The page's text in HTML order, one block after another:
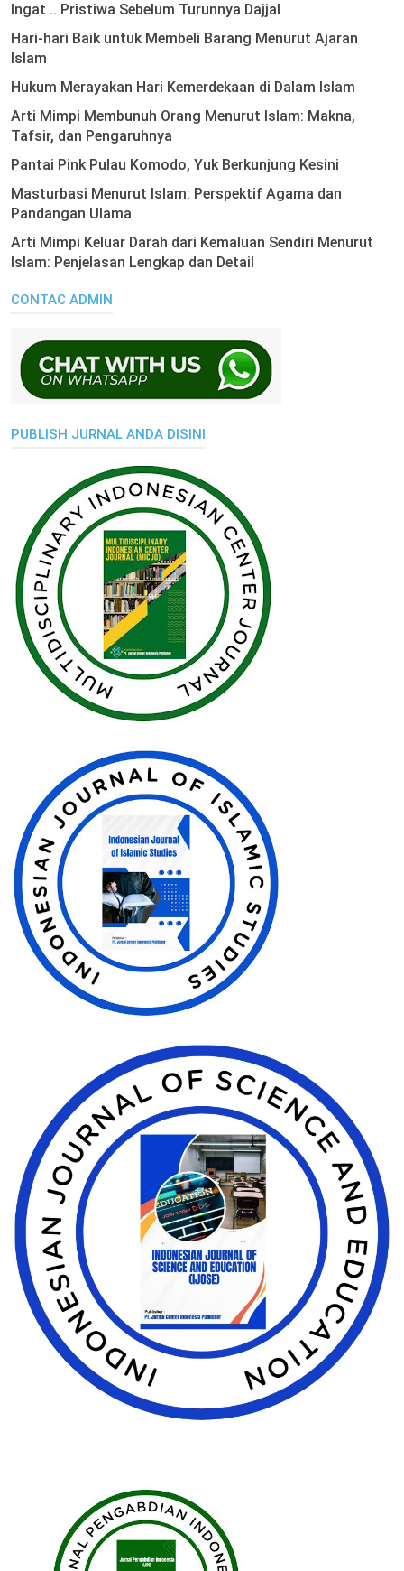
Ingat .. Pristiwa Sebelum Turunnya Dajjal
Hari-hari Baik untuk Membeli Barang Menurut Ajaran
Islam
Hukum Merayakan Hari Kemerdekaan di Dalam Islam
Arti Mimpi Membunuh Orang Menurut Islam: Makna,
Tafsir, dan Pengaruhnya
Pantai Pink Pulau Komodo, Yuk Berkunjung Kesini
Masturbasi Menurut Islam: Perspektif Agama dan
Pandangan Ulama
Arti Mimpi Keluar Darah dari Kemaluan Sendiri Menurut
Islam: Penjelasan Lengkap dan Detail
CONTAC ADMIN
PUBLISH JURNAL ANDA DISINI